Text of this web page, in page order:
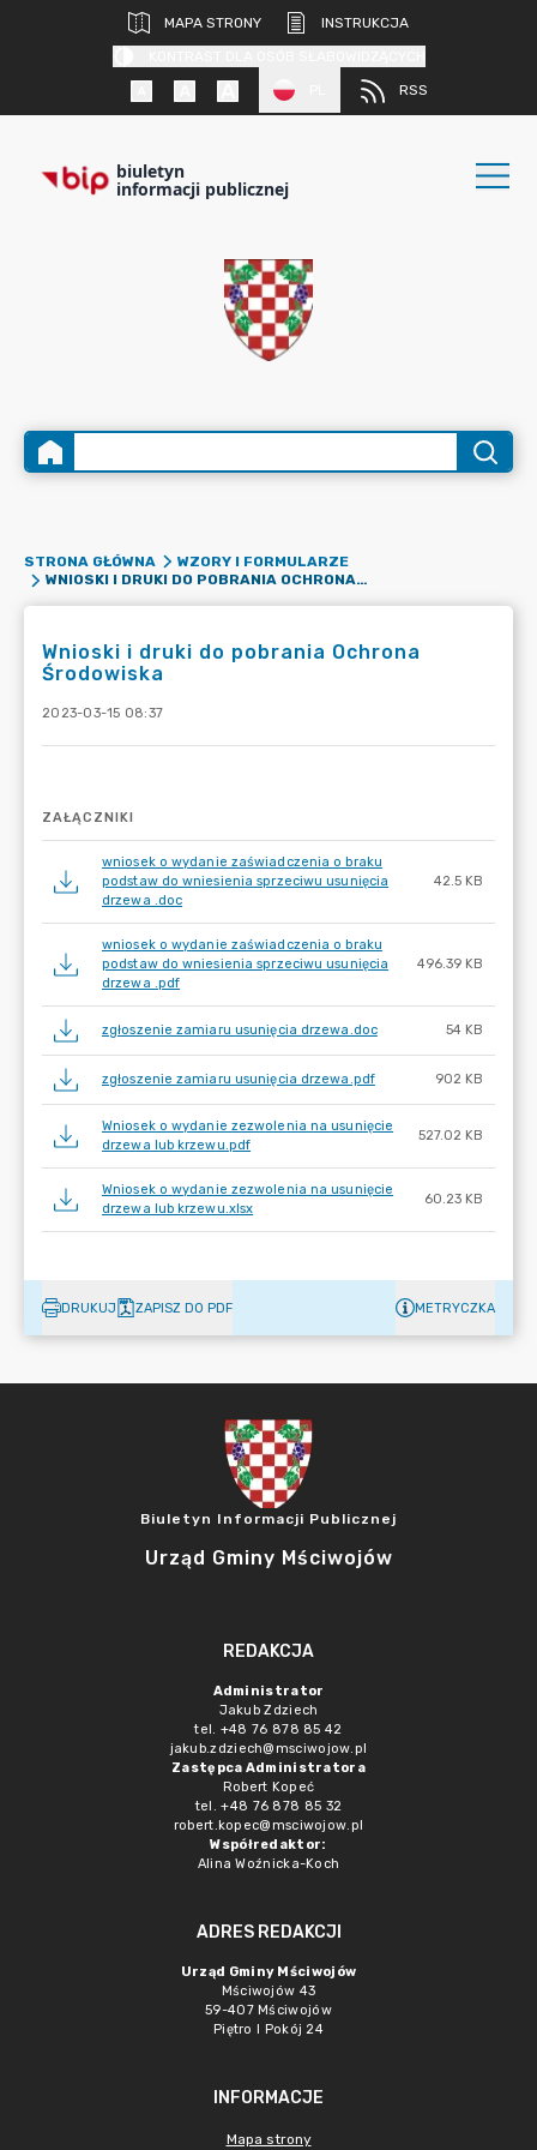
MAPA STRONY
INSTRUKCJA
RSS
biuletyn
informacji publicznej
STRONA GŁÓWNA
WZORY I FORMULARZE
WNIOSKI I DRUKI DO POBRANIA OCHRONA ŚRODOWISKA
Wnioski i druki do pobrania Ochrona
Środowiska
2023-03-15 08:37
ZAŁĄCZNIKI
wniosek o wydanie zaświadczenia o braku
podstaw do wniesienia sprzeciwu usunięcia
drzewa .doc
42.5 KB
wniosek o wydanie zaświadczenia o braku
podstaw do wniesienia sprzeciwu usunięcia
drzewa .pdf
496.39 KB
zgłoszenie zamiaru usunięcia drzewa.doc 54 KB
zgłoszenie zamiaru usunięcia drzewa.pdf 902 KB
Wniosek o wydanie zezwolenia na usunięcie
drzewa lub krzewu.pdf
527.02 KB
Wniosek o wydanie zezwolenia na usunięcie
drzewa lub krzewu.xlsx
60.23 KB
DRUKUJ ZAPISZ DO PDF METRYCZKA
Biuletyn Informacji Publicznej
Urząd Gminy Mściwojów
REDAKCJA
Administrator
Jakub Zdziech
tel. +48 76 878 85 42
jakub.zdziech@msciwojow.pl
Zastępca Administratora
Robert Kopeć
tel. +48 76 878 85 32
robert.kopec@msciwojow.pl
Współredaktor:
Alina Woźnicka-Koch
ADRES REDAKCJI
Urząd Gminy Mściwojów
Mściwojów 43
59-407 Mściwojów
Piętro I Pokój 24
INFORMACJE
Mapa strony